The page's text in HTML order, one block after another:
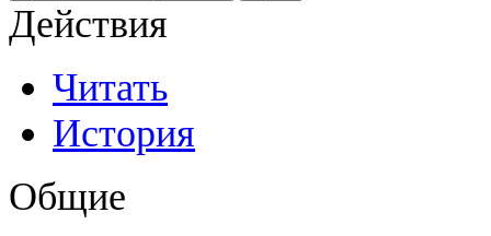
Действия
Читать
История
Общие